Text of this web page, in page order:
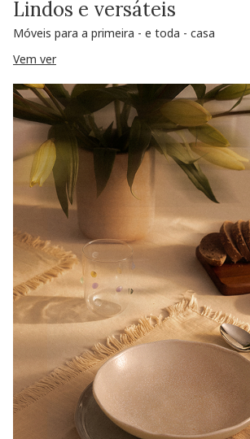
Lindos e versáteis
Móveis para a primeira - e toda - casa
Vem ver